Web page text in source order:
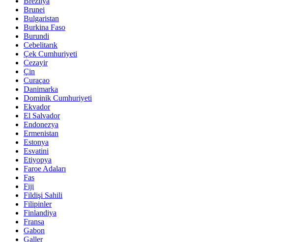
Brunei
Bulgaristan
Burkina Faso
Burundi
Cebelitarık
Çek Cumhuriyeti
Cezayir
Çin
Curaçao
Danimarka
Dominik Cumhuriyeti
Ekvador
El Salvador
Endonezya
Ermenistan
Estonya
Esvatini
Etiyopya
Faroe Adaları
Fas
Fiji
Fildişi Sahili
Filipinler
Finlandiya
Fransa
Gabon
Galler